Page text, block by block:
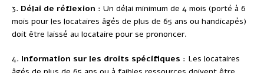
3. Délai de réflexion : Un délai minimum de 4 mois (porté à 6
mois pour les locataires âgés de plus de 65 ans ou handicapés)
doit être laissé au locataire pour se prononcer.
4. Information sur les droits spécifiques : Les locataires